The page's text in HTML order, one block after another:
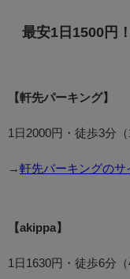
最安1日1500円
【軒先パーキング】
1日2000円・徒歩3分（
→ 軒先パーキングのサ
【akippa】
1日1630円・徒歩6分（